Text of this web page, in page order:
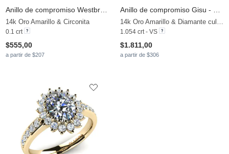
14k Oro Amarillo & Circonita
0.1 crt
$555,00
a partir de $207
1.054 crt - VS
$1.811,00
a partir de $306